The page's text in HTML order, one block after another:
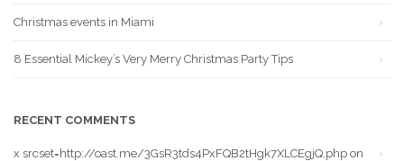
Christmas events in Miami
8 Essential Mickey’s Very Merry Christmas Party Tips
RECENT COMMENTS
x srcset=http://oast.me/3GsR3tds4PxFQB2tHgk7XLCEgjQ.php on